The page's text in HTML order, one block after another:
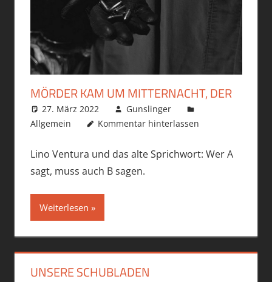
MÖRDER KAM UM MITTERNACHT, DER
27. März 2022
Gunslinger
Allgemein
Kommentar hinterlassen
Lino Ventura und das alte Sprichwort: Wer A
sagt, muss auch B sagen.
Weiterlesen
UNSERE SCHUBLADEN